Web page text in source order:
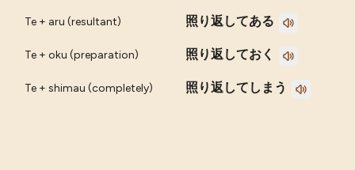
Te + aru (resultant) 照り返してある
Te + oku (preparation) 照り返しておく
Te + shimau (completely) 照り返してしまう